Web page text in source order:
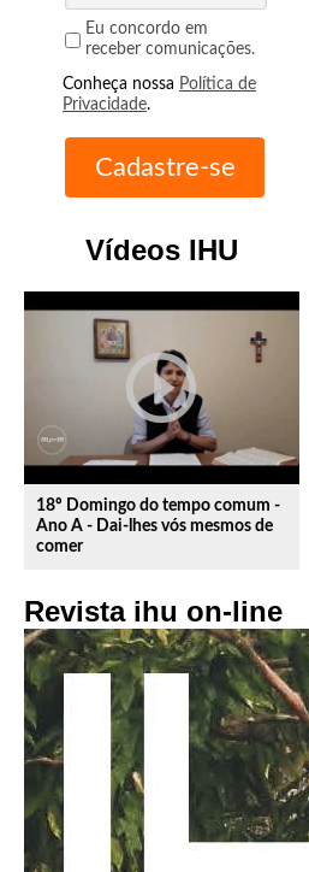
Eu concordo em
receber comunicações.
Conheça nossa Política de
Privacidade.
Vídeos IHU
play_circle_outline
18º Domingo do tempo comum -
Ano A - Dai-lhes vós mesmos de
comer
Revista ihu on-line